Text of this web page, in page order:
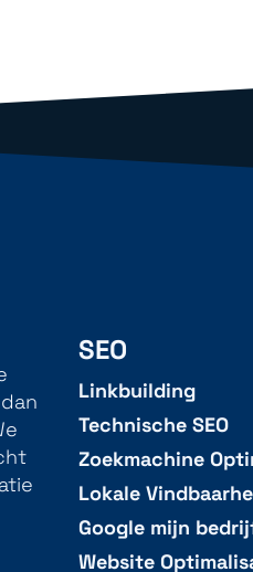
SEO
Linkbuilding
Technische SEO
Zoekmachine
Lokale
Google mijn
Website